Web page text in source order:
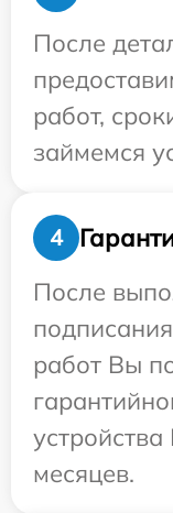
После
работ,
займемся
4
После
работ Вы
месяцев.